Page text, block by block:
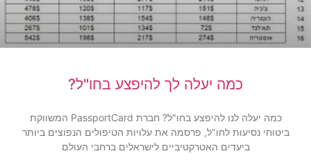
כמה יעלה לך להיפצע בחו"ל?
כמה יעלה לנו להיפצע בחו"ל? חברת PassportCard המשווקת
ביטוחי נסיעות לחו"ל, פרסמה את עלויות הטיפולים הנפוצים ביותר
ביעדים האטרקטיביים לישראלים ברחבי העולם